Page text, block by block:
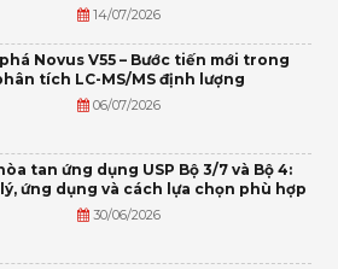
14/07/2026
Novus V55 – Bước tiến mới trong
tích LC-MS/MS định lượng
06/07/2026
tan ứng dụng USP Bộ 3/7 và Bộ 4:
ứng dụng và cách lựa chọn phù hợp
30/06/2026